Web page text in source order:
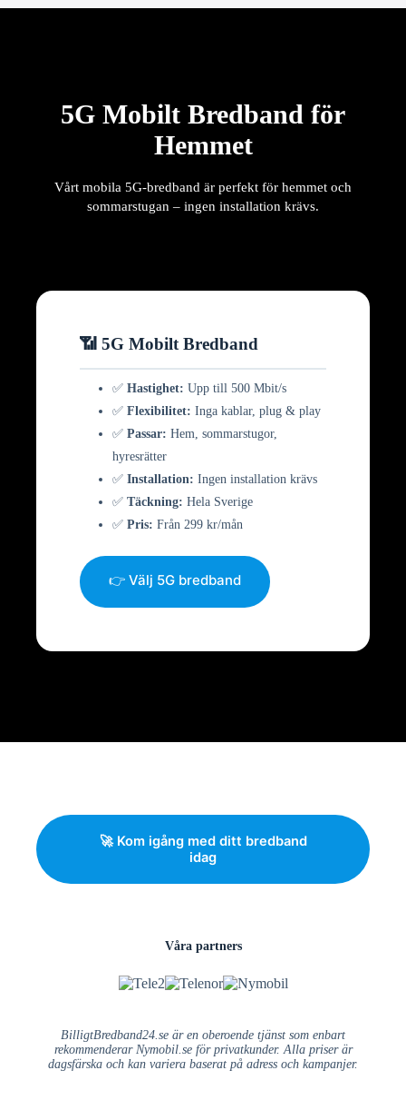
5G Mobilt Bredband för
Hemmet
Vårt mobila 5G-bredband är perfekt för hemmet och
sommarstugan – ingen installation krävs.
📶 5G Mobilt Bredband
✅ Hastighet: Upp till 500 Mbit/s
✅ Flexibilitet: Inga kablar, plug & play
✅ Passar: Hem, sommarstugor,
hyresrätter
✅ Installation: Ingen installation krävs
✅ Täckning: Hela Sverige
✅ Pris: Från 299 kr/mån
👉 Välj 5G bredband
🚀 Kom igång med ditt bredband
idag
Våra partners
BilligtBredband24.se är en oberoende tjänst som enbart
rekommenderar Nymobil.se för privatkunder. Alla priser är
dagsfärska och kan variera baserat på adress och kampanjer.